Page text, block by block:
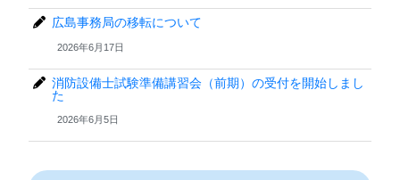
広島事務局の移転について
2026年6月17日
消防設備士試験準備講習会（前期）の受付を開始しまし
た
2026年6月5日